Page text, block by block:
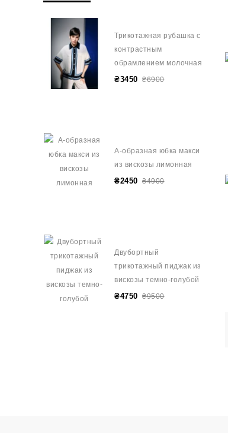
Трикотажная рубашка с
контрастным
обрамлением молочная
₴3450 ₴6900
А-образная юбка макси
из вискозы лимонная
₴2450 ₴4900
Двубортный
трикотажный пиджак из
вискозы темно-голубой
₴4750 ₴9500